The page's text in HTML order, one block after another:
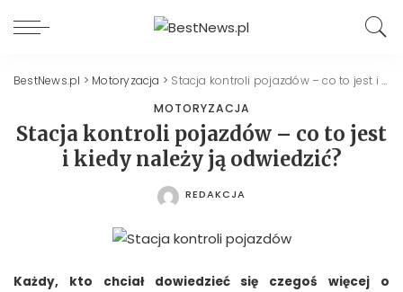
BestNews.pl > Motoryzacja > Stacja kontroli pojazdów – co to jest i kiedy należy ją odwiedzić?
MOTORYZACJA
Stacja kontroli pojazdów – co to jest
i kiedy należy ją odwiedzić?
POSTED
REDAKCJA
Każdy, kto chciał dowiedzieć się czegoś więcej o